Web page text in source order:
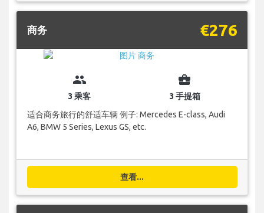
商务 €276
group
3 乘客
business_center
3 手提箱
适合商务旅行的舒适车辆 例子: Mercedes E-class, Audi
A6, BMW 5 Series, Lexus GS, etc.
查看...